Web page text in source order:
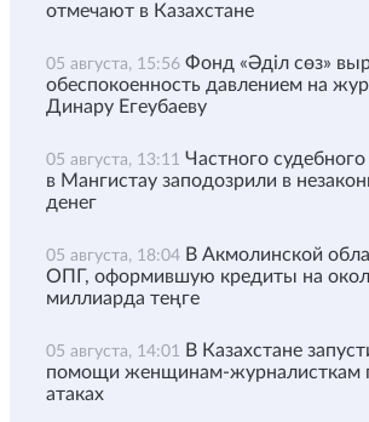
отмечают в Казахстане
05 августа, 15:56 Фонд «Әділ сөз»
обеспокоенность давлением на
Динару Егеубаеву
05 августа, 13:11 Частного
в Мангистау заподозрили в
денег
05 августа, 18:04 В Акмолинской
ОПГ, оформившую кредиты на
миллиарда теңге
05 августа, 14:01 В Казахстане
помощи женщинам-журналисткам
атаках